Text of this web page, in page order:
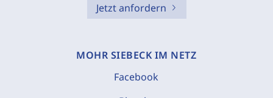
Jetzt anfordern
MOHR SIEBECK IM NETZ
Facebook